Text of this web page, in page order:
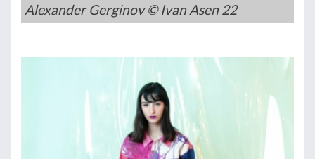
Alexander Gerginov © Ivan Asen 22